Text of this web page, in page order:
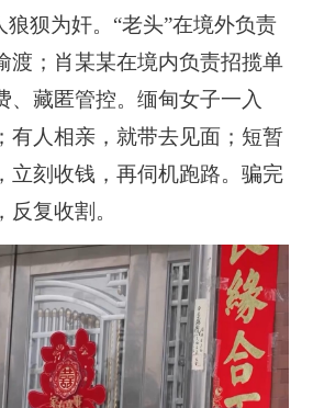
狼狈为奸。“老头”在境外负责
渡；肖某某在境内负责招揽单
、藏匿管控。缅甸女子一入
有人相亲，就带去见面；短暂
立刻收钱，再伺机跑路。骗完
复收割。